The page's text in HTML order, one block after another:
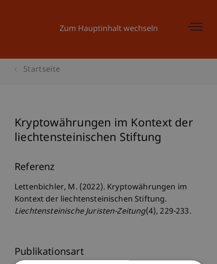
Zum Hauptinhalt wechseln
Startseite
Kryptowährungen im Kontext der
liechtensteinischen Stiftung
Referenz
Lettenbichler, M. (2022). Kryptowährungen im
Kontext der liechtensteinischen Stiftung.
Liechtensteinische Juristen-Zeitung(4), 229-233.
Publikationsart